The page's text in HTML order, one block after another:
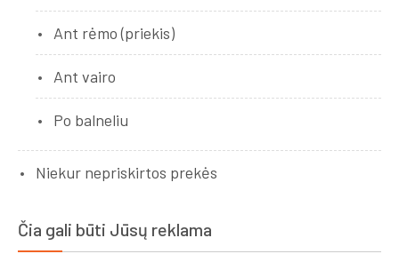
Ant rėmo (priekis)
Ant vairo
Po balneliu
Niekur nepriskirtos prekės
Čia gali būti Jūsų reklama